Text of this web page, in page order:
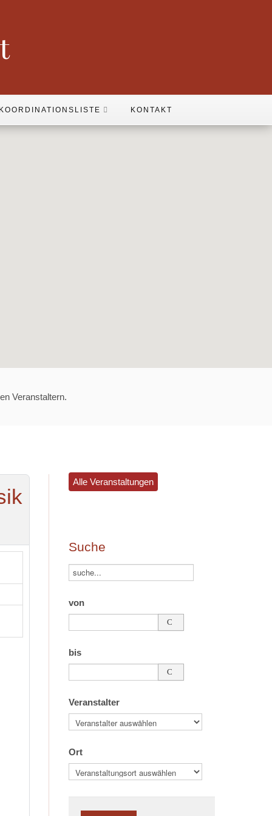
KONTAKT
Veranstaltern.
Alle Veranstaltungen
Suche
von
bis
Veranstalter
Ort